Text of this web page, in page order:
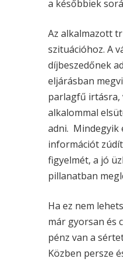
a későbbiek
Az alkalmazott
szituációhoz. A
díjbeszedőnek
eljárásban
parlagfű irtásra,
alkalommal
adni. Mindegyik
információt
figyelmét, a jó
pillanatban
Ha ez nem
már gyorsan és
pénz van a
Közben persze